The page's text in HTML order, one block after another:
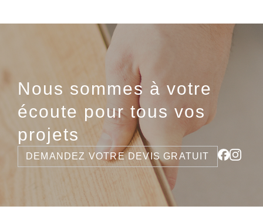
Nous sommes à votre
écoute pour tous vos
projets
DEMANDEZ VOTRE DEVIS GRATUIT